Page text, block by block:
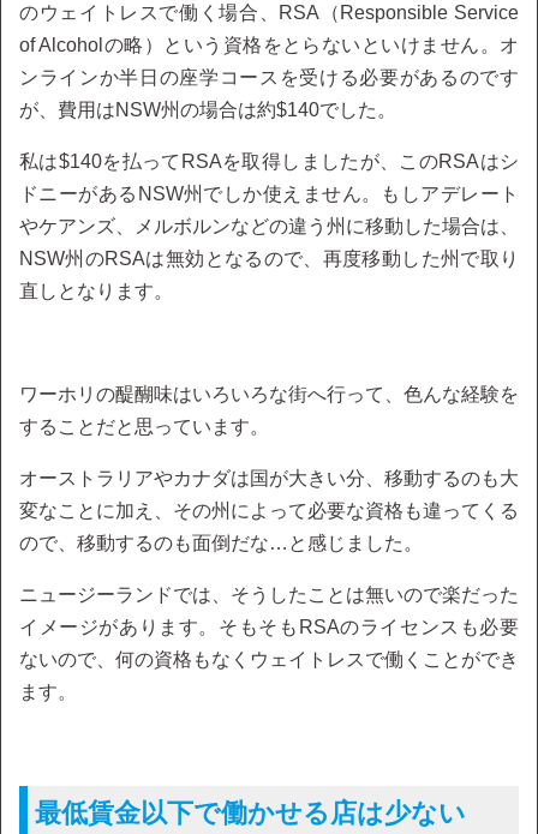
のウェイトレスで働く場合、RSA（Responsible Service
of Alcoholの略）という資格をとらないといけません。オ
ンラインか半日の座学コースを受ける必要があるのです
が、費用はNSW州の場合は約$140でした。
私は$140を払ってRSAを取得しましたが、このRSAはシ
ドニーがあるNSW州でしか使えません。もしアデレート
やケアンズ、メルボルンなどの違う州に移動した場合は、
NSW州のRSAは無効となるので、再度移動した州で取り
直しとなります。
ワーホリの醍醐味はいろいろな街へ行って、色んな経験を
することだと思っています。
オーストラリアやカナダは国が大きい分、移動するのも大
変なことに加え、その州によって必要な資格も違ってくる
ので、移動するのも面倒だな…と感じました。
ニュージーランドでは、そうしたことは無いので楽だった
イメージがあります。そもそもRSAのライセンスも必要
ないので、何の資格もなくウェイトレスで働くことができ
ます。
最低賃金以下で働かせる店は少ない